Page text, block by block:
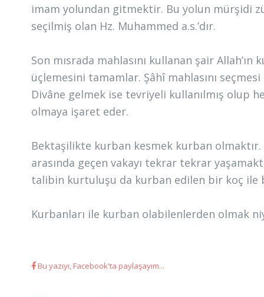
imam yolundan gitmektir. Bu yolun mürşidi
seçilmiş olan Hz. Muhammed a.s.’dır.
Son mısrada mahlasını kullanan şair
üçlemesini tamamlar. Şâhî mahlasını
Divâne gelmek ise tevriyeli kullanılmış olup
olmaya işaret eder.
Bektaşilikte kurban kesmek kurban
arasında geçen vakayı tekrar tekrar
talibin kurtuluşu da kurban edilen bir koç ile
Kurbanları ile kurban olabilenlerden olmak
Bu yazıyı, Facebook'ta paylaşayım...